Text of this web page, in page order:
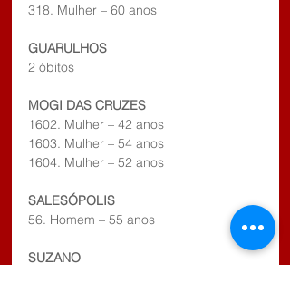
318. Mulher – 60 anos
GUARULHOS
2 óbitos
MOGI DAS CRUZES
1602. Mulher – 42 anos
1603. Mulher – 54 anos
1604. Mulher – 52 anos
SALESÓPOLIS
56. Homem – 55 anos
SUZANO